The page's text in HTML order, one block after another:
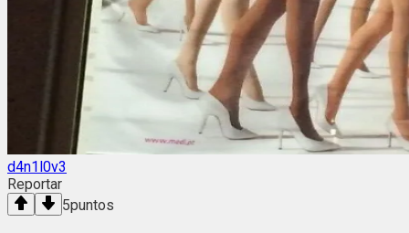
d4n1l0v3
Reportar
5puntos